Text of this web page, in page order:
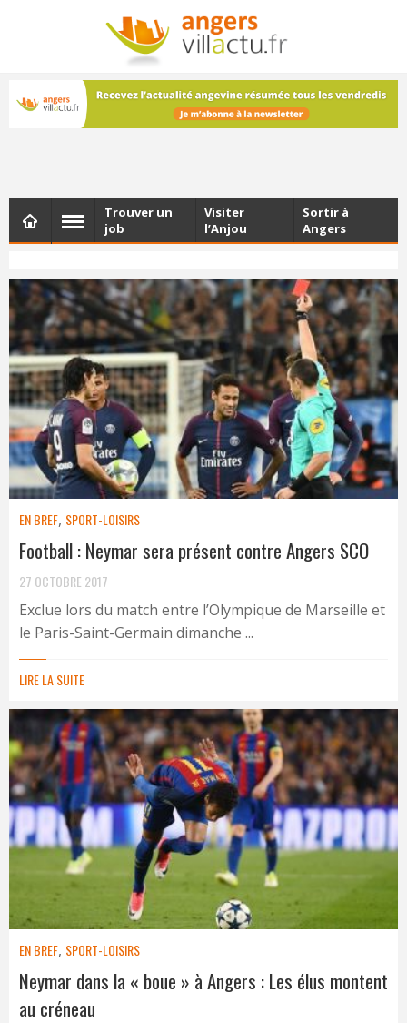
NEWSLETTER
Les dernières actualités d'Angers, chaque vendredi dans
votre boîte e-mail
Trouver un
job
Visiter
l’Anjou
Sortir à
Angers
EN BREF, SPORT-LOISIRS
Football : Neymar sera présent contre Angers SCO
27 OCTOBRE 2017
Exclue lors du match entre l’Olympique de Marseille et
le Paris-Saint-Germain dimanche ...
LIRE LA SUITE
EN BREF, SPORT-LOISIRS
Neymar dans la « boue » à Angers : Les élus montent
au créneau